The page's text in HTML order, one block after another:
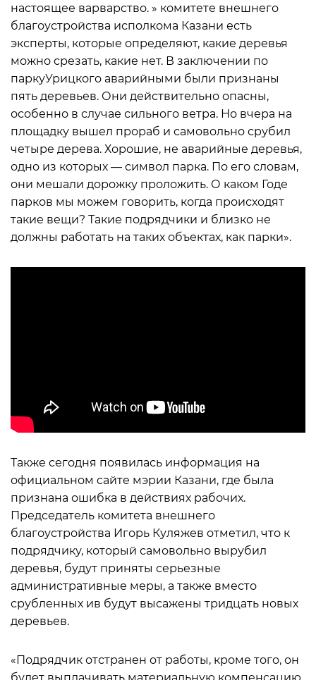
настоящее варварство. » комитете внешнего
благоустройства исполкома Казани есть
эксперты, которые определяют, какие деревья
можно срезать, какие нет. В заключении по
паркуУрицкого аварийными были признаны
пять деревьев. Они действительно опасны,
особенно в случае сильного ветра. Но вчера на
площадку вышел прораб и самовольно срубил
четыре дерева. Хорошие, не аварийные деревья,
одно из которых — символ парка. По его словам,
они мешали дорожку проложить. О каком Годе
парков мы можем говорить, когда происходят
такие вещи? Такие подрядчики и близко не
должны работать на таких объектах, как парки».
Также сегодня появилась информация на
официальном сайте мэрии Казани, где была
признана ошибка в действиях рабочих.
Председатель комитета внешнего
благоустройства Игорь Куляжев отметил, что к
подрядчику, который самовольно вырубил
деревья, будут приняты серьезные
административные меры, а также вместо
срубленных ив будут высажены тридцать новых
деревьев.
«Подрядчик отстранен от работы, кроме того, он
будет выплачивать материальную компенсацию